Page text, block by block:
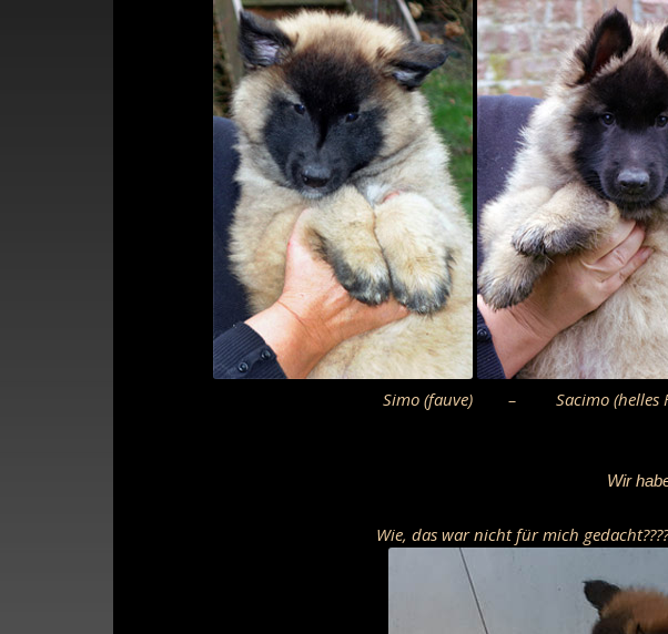
Simo (fauve) – Sacimo
Wir
Wie, das war nicht für mich